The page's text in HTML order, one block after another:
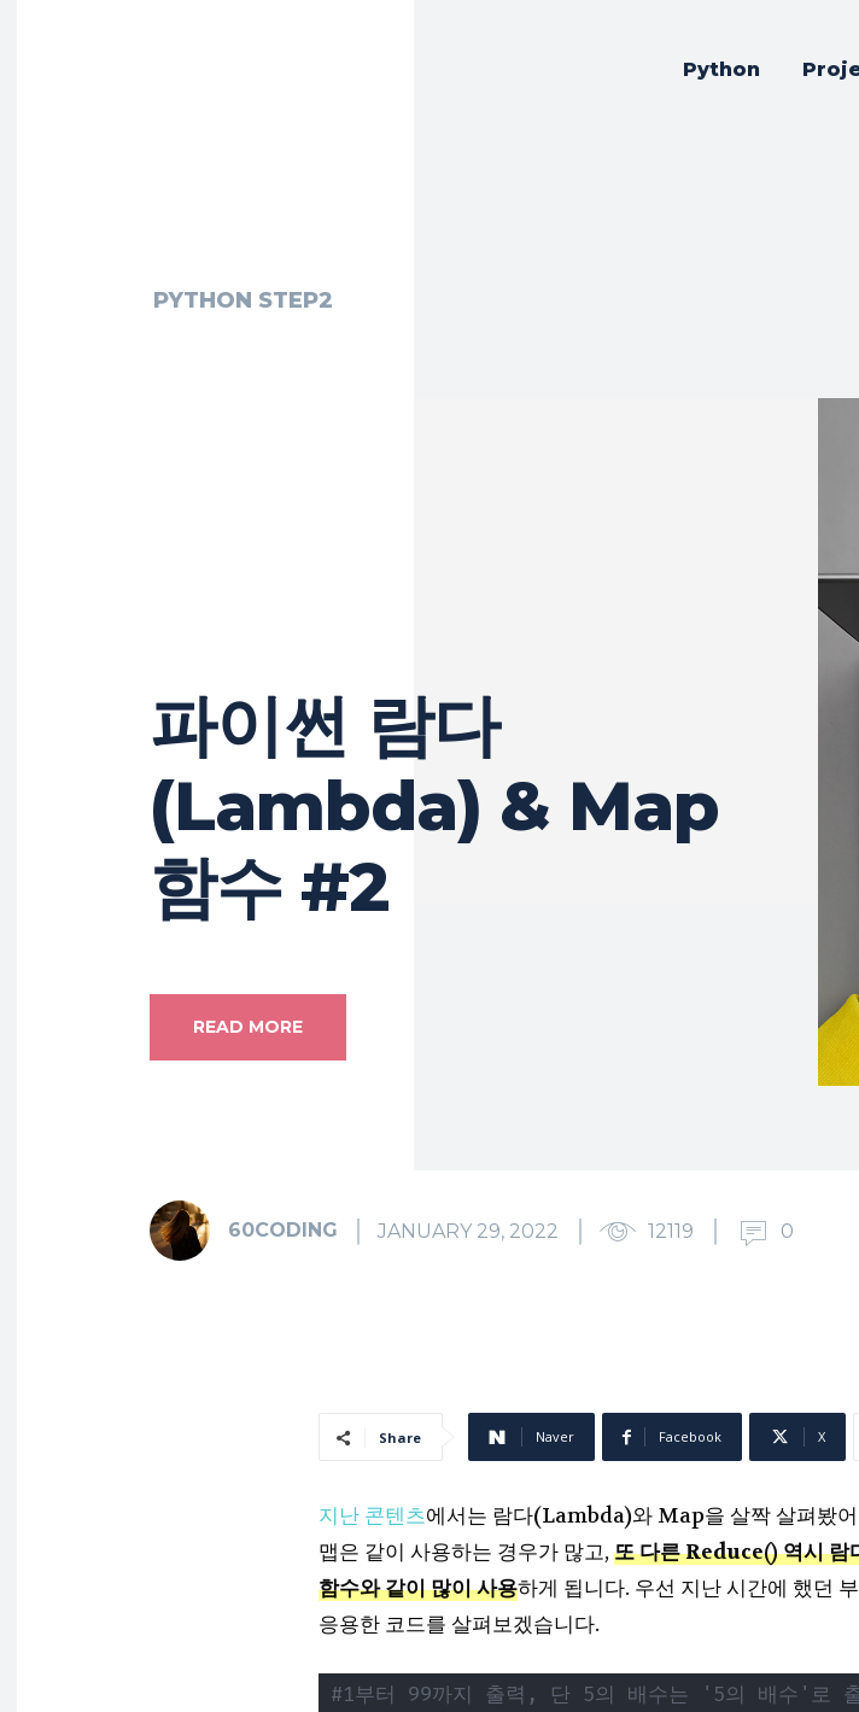
Python
PYTHON STEP2
파이썬 람다
(Lambda) & Map
함수 #2
READ MORE
60CODING JANUARY 29, 2022 12119 0
Share Naver Facebook X
지난 콘텐츠에서는 람다(Lambda)와 Map을 살짝 살펴봤
맵은 같이 사용하는 경우가 많고, 또 다른 Reduce()역시람
함수와 같이 많이 사용하게 됩니다. 우선 지난 시간에 했던
응용한 코드를 살펴보겠습니다.
#1부터 99까지 출력, 단 5의 배수는 '5의 배수'로